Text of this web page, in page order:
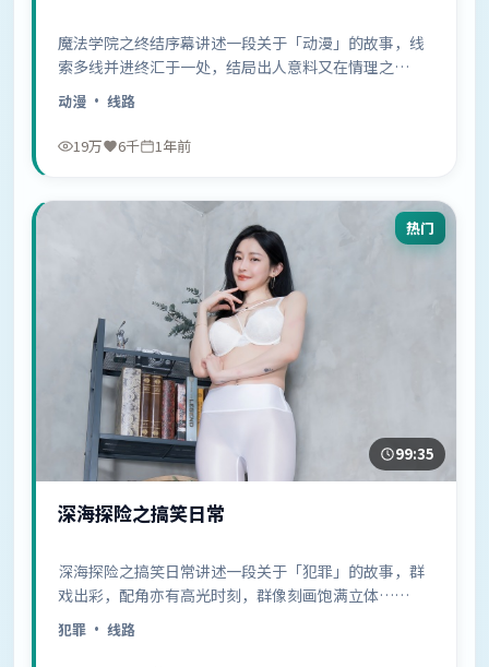
魔法学院之终结序幕讲述一段关于「动漫」的故事，线
索多线并进终汇于一处，结局出人意料又在情理之
中……
动漫 · 线路
19万 6千 1年前
热门
99:35
深海探险之搞笑日常
深海探险之搞笑日常讲述一段关于「犯罪」的故事，群
戏出彩，配角亦有高光时刻，群像刻画饱满立体……
犯罪 · 线路